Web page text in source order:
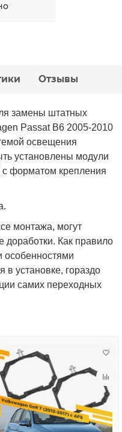
Отзывы
замены штатных
Passat B6 2005-2010
освещения
установлены модули
с форматом крепления
монтажа, могут
доработки. Как правило
особенностями
установке, гораздо
самих переходных